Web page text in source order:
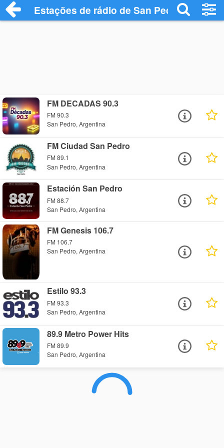
Estações de rádio de San Pedro - Ouça
FM DECADAS 90.3
FM 90.3
San Pedro, Argentina
FM Ciudad San Pedro
FM 89.1
San Pedro, Argentina
Estación San Pedro
FM 88.7
San Pedro, Argentina
FM Genesis 106.7
FM 106.7
San Pedro, Argentina
Estilo 93.3
FM 93.3
San Pedro, Argentina
89.9 Metro Power Hits
FM 89.9
San Pedro, Argentina